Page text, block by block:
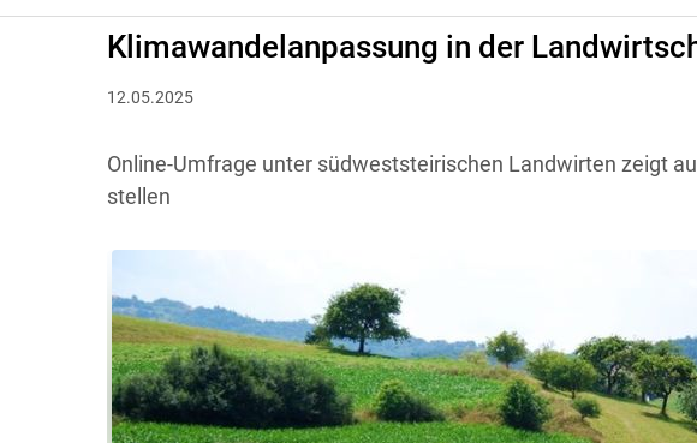
Klimawandelanpassung in der
12.05.2025
Online-Umfrage unter südweststeirischen Landwirten zeigt
stellen